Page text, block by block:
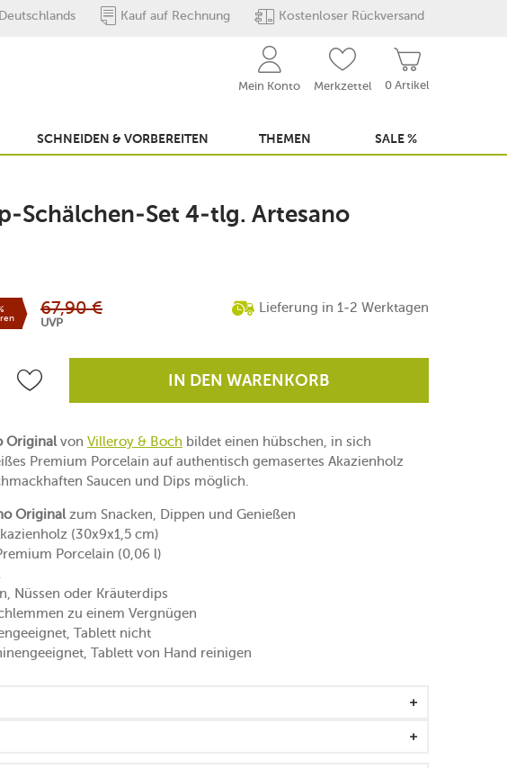
Kauf auf Rechnung Kostenloser Rückversand
0 Artikel
Mein Konto Merkzettel
SCHNEIDEN & VORBEREITEN THEMEN SALE %
Schälchen-Set 4-tlg. Artesano
67,90 €
UVP
Lieferung in 1-2 Werktagen
IN DEN WARENKORB
Originalvon Villeroy & Boch bildet einen hübschen, in sich
Premium Porcelain auf authentisch gemasertes Akazienholz
Saucen und Dips möglich.
Originalzum Snacken, Dippen und Genießen
(30x9x1,5 cm)
Porcelain (0,06 l)
Nüssen oder Kräuterdips
zu einem Vergnügen
Tablett nicht
Tablett von Hand reinigen